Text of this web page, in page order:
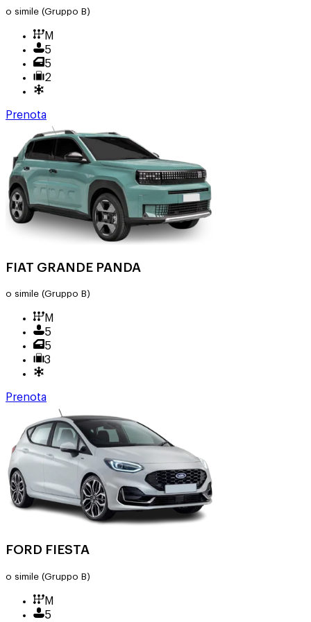
o simile (Gruppo B)
M
5
5
2
Prenota
FIAT GRANDE PANDA
o simile (Gruppo B)
M
5
5
3
Prenota
FORD FIESTA
o simile (Gruppo B)
M
5